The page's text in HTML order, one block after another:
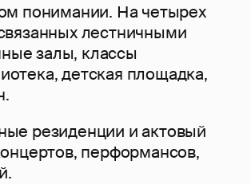
понимании. На четырех
лестничными
залы, классы
детская площадка,
резиденции и актовый
перформансов,